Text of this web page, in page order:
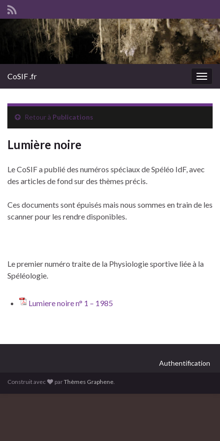
CoSIF .fr
Retour à Publications
Lumière noire
Le CoSIF a publié des numéros spéciaux de Spéléo IdF, avec
des articles de fond sur des thèmes précis.
Ces documents sont épuisés mais nous sommes en train de les
scanner pour les rendre disponibles.
Le premier numéro traite de la Physiologie sportive liée à la
Spéléologie.
Lumiere noire n° 1 – 1985
Authentification
Construit avec parThèmes Graphene.